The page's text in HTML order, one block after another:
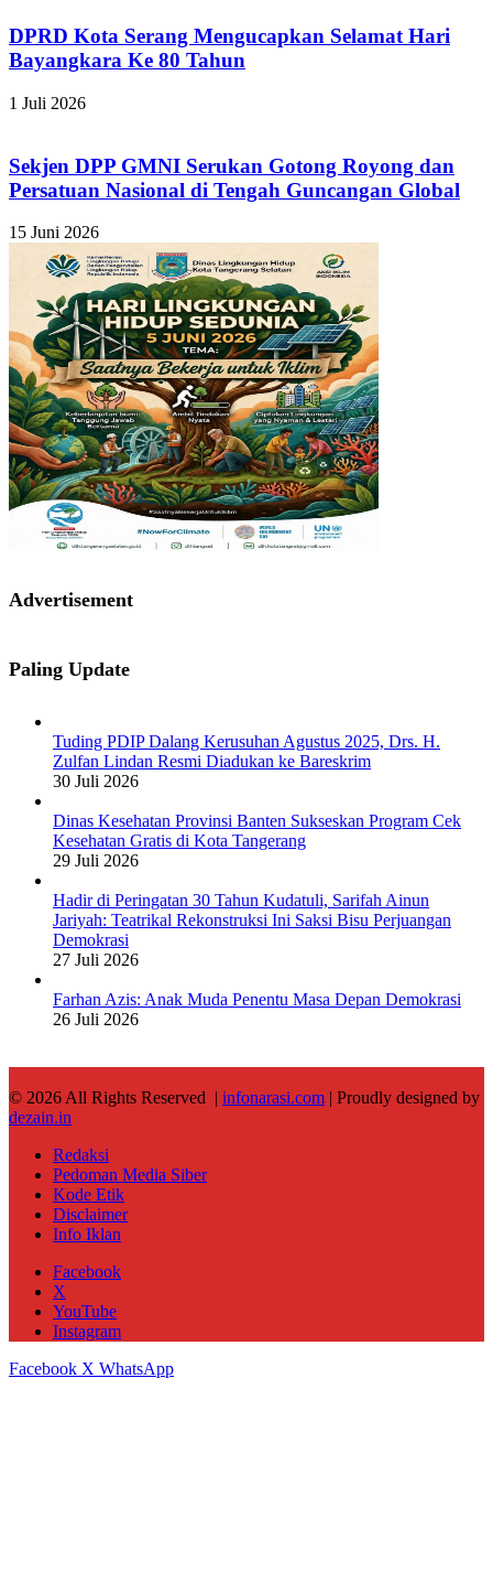
DPRD Kota Serang Mengucapkan Selamat Hari
Bayangkara Ke 80 Tahun
1 Juli 2026
Sekjen DPP GMNI Serukan Gotong Royong dan
Persatuan Nasional di Tengah Guncangan Global
15 Juni 2026
Advertisement
Paling Update
Tuding PDIP Dalang Kerusuhan Agustus 2025, Drs. H.
Zulfan Lindan Resmi Diadukan ke Bareskrim
30 Juli 2026
Dinas Kesehatan Provinsi Banten Sukseskan Program Cek
Kesehatan Gratis di Kota Tangerang
29 Juli 2026
Hadir di Peringatan 30 Tahun Kudatuli, Sarifah Ainun
Jariyah: Teatrikal Rekonstruksi Ini Saksi Bisu Perjuangan
Demokrasi
27 Juli 2026
Farhan Azis: Anak Muda Penentu Masa Depan Demokrasi
26 Juli 2026
© 2026 All Rights Reserved | infonarasi.com | Proudly designed by
dezain.in
Redaksi
Pedoman Media Siber
Kode Etik
Disclaimer
Info Iklan
Facebook
X
YouTube
Instagram
Facebook X WhatsApp